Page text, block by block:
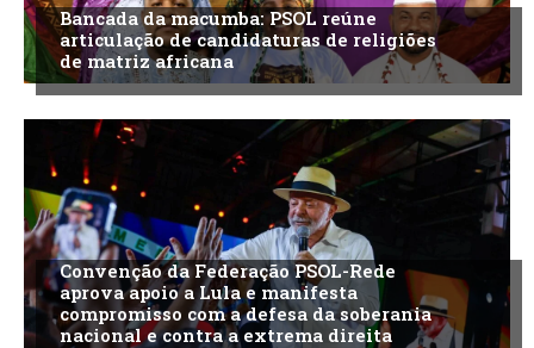
Bancada da macumba: PSOL reúne
articulação de candidaturas de religiões
de matriz africana
Convenção da Federação PSOL-Rede
aprova apoio a Lula e manifesta
compromisso com a defesa da soberania
nacional e contra a extrema direita